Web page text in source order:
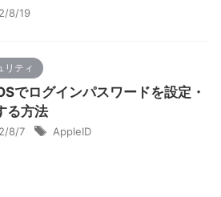
8/19
リティ
でログインパスワードを設定・
る方法
8/7 AppleID